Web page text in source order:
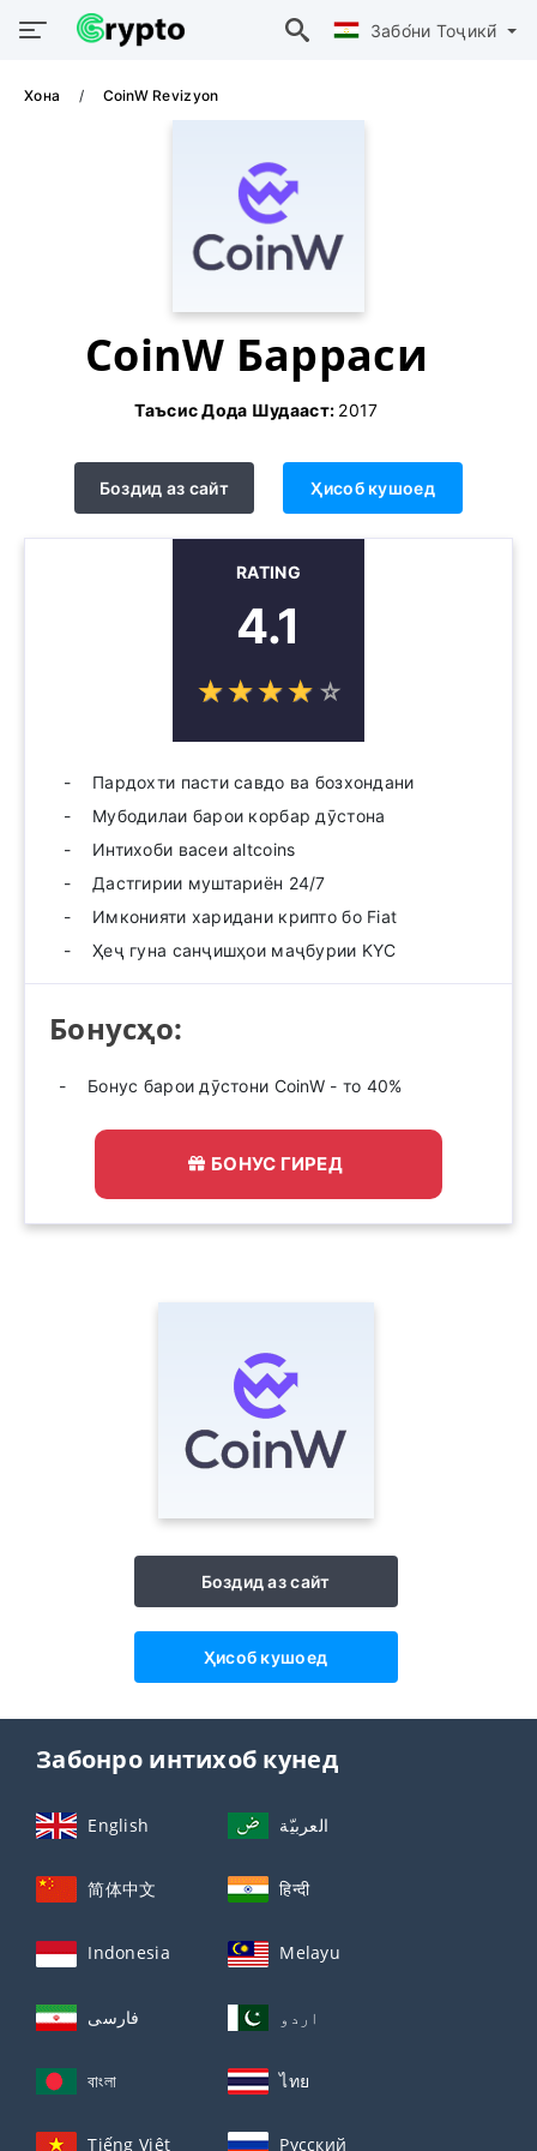
Забо́ни Тоҷикӣ́
Хона CoinW Revizyon
CoinW Барраси
Таъсис Дода Шудааст: 2017
Боздид аз сайт Ҳисоб кушоед
RATING
4.1
☆☆☆☆ ☆
★★★★ ★
Пардохти пасти савдо ва бозхондани
Мубодилаи барои корбар дӯстона
Интихоби васеи altcoins
Дастгирии муштариён 24/7
Имконияти харидани крипто бо Fiat
Ҳеҷ гуна санҷишҳои маҷбурии KYC
Бонусҳо:
Бонус барои дӯстони CoinW - то 40%
БОНУС ГИРЕД
Боздид аз сайт
Ҳисоб кушоед
Забонро интихоб кунед
English العربيّة
简体中文 हिन्दी
Indonesia Melayu
فارسی اردو
বাংলা ไทย
Tiếng Việt Русский